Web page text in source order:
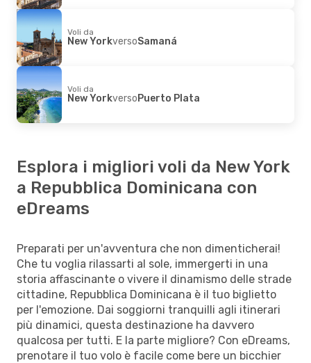
Voli da
New YorkversoSamaná
Voli da
New YorkversoPuerto Plata
Esplora i migliori voli da New York
a Repubblica Dominicana con
eDreams
Preparati per un'avventura che non dimenticherai!
Che tu voglia rilassarti al sole, immergerti in una
storia affascinante o vivere il dinamismo delle strade
cittadine, Repubblica Dominicana è il tuo biglietto
per l'emozione. Dai soggiorni tranquilli agli itinerari
più dinamici, questa destinazione ha davvero
qualcosa per tutti. E la parte migliore? Con eDreams,
prenotare il tuo volo è facile come bere un bicchier